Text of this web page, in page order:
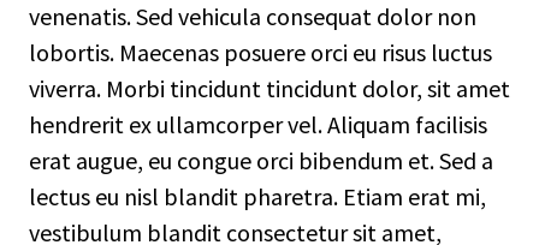
venenatis. Sed vehicula consequat dolor non
lobortis. Maecenas posuere orci eu risus luctus
viverra. Morbi tincidunt tincidunt dolor, sit amet
hendrerit ex ullamcorper vel. Aliquam facilisis
erat augue, eu congue orci bibendum et. Sed a
lectus eu nisl blandit pharetra. Etiam erat mi,
vestibulum blandit consectetur sit amet,